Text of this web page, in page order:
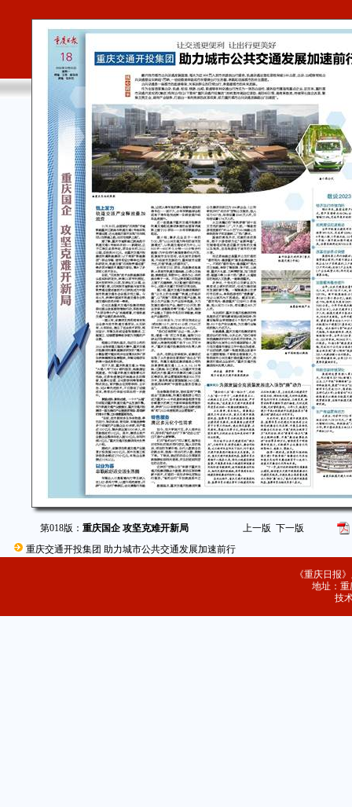
第018版：重庆国企 攻坚克难开新局 上一版 下一版
重庆交通开投集团 助力城市公共交通发展加速前行
《重庆日报
地址：重
技